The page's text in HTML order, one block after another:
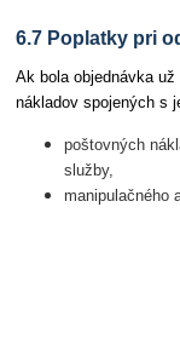
6.7 Poplatky pri
Ak bola objednávka
nákladov spojených s
poštovných
služby,
manipulačného